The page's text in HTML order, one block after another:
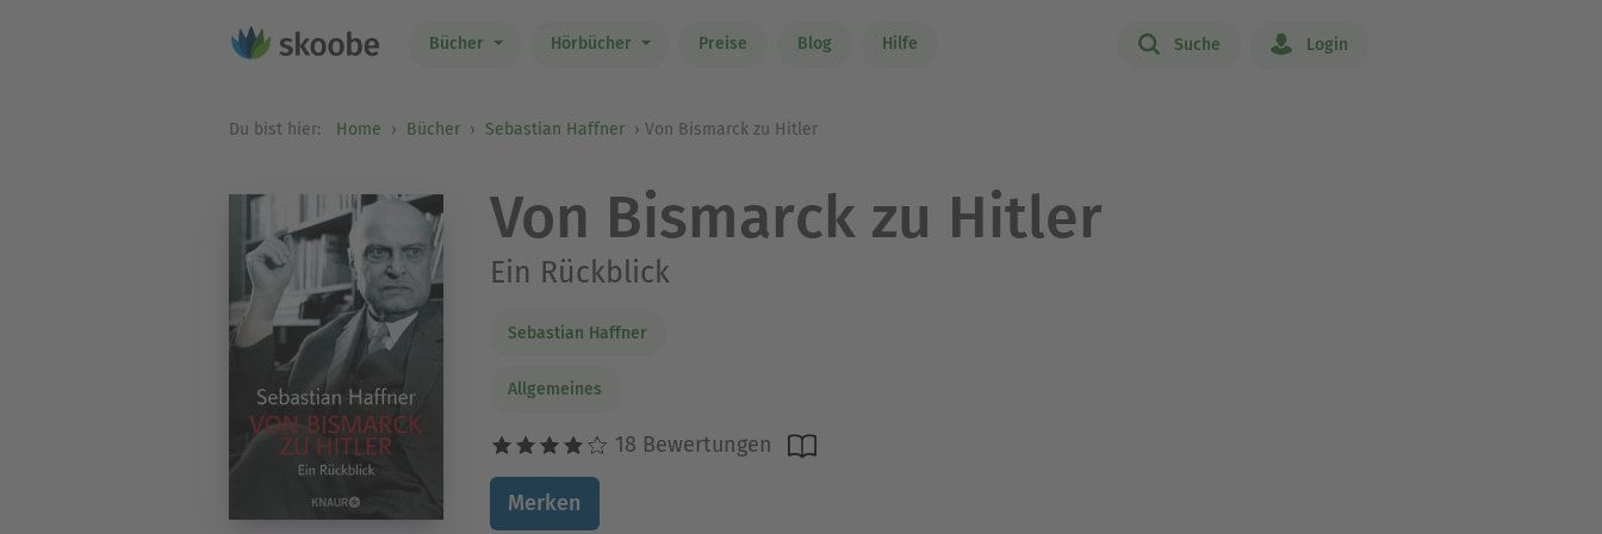
Bücher Hörbücher Preise Blog Hilfe Suche Login
Du bist hier: Home Bücher Sebastian Haffner Von Bismarck zu Hitler
Von Bismarck zu Hitler
Ein Rückblick
Sebastian Haffner
Allgemeines
18 Bewertungen
Merken